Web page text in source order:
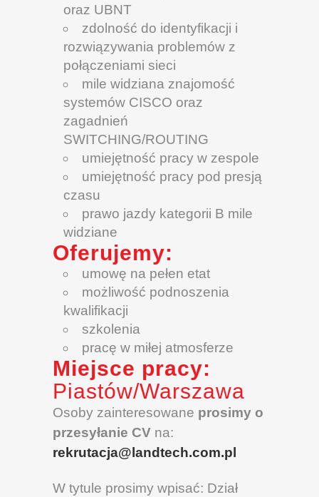
oraz UBNT
zdolność do identyfikacji i
rozwiązywania problemów z
połączeniami sieci
mile widziana znajomość
systemów CISCO oraz
zagadnień
SWITCHING/ROUTING
umiejętność pracy w zespole
umiejętność pracy pod presją
czasu
prawo jazdy kategorii B mile
widziane
Oferujemy:
umowę na pełen etat
możliwość podnoszenia
kwalifikacji
szkolenia
pracę w miłej atmosferze
Miejsce pracy:
Piastów/Warszawa
Osoby zainteresowane prosimy o
przesyłanie CV na:
rekrutacja@landtech.com.pl
W tytule prosimy wpisać: Dział